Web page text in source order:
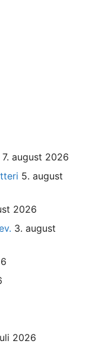
7. august 2026
5. august
2026
3. august
2026